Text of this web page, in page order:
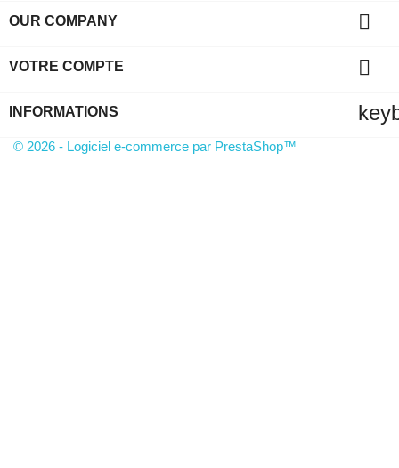
OUR COMPANY 
VOTRE COMPTE 
INFORMATIONS
© 2026 - Logiciel e-commerce par PrestaShop™